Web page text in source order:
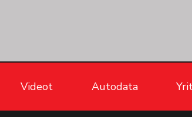
Videot Autodata